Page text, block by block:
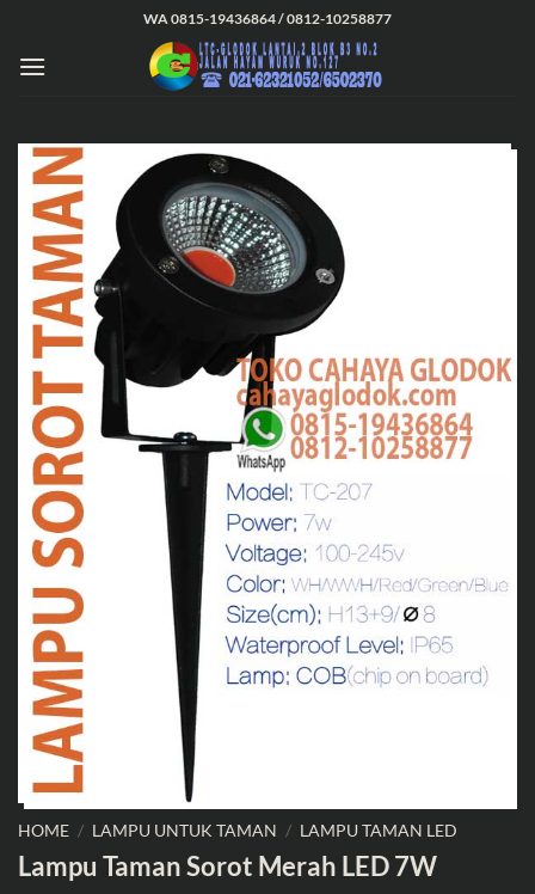
content
WA 0815-19436864 / 0812-10258877
HOME / LAMPU UNTUK TAMAN / LAMPU TAMAN LED
Lampu Taman Sorot Merah LED 7W